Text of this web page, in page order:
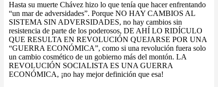
Hasta su muerte Chávez hizo lo que tenía que hacer enfrentando
“un mar de adversidades”. Porque NO HAY CAMBIOS AL
SISTEMA SIN ADVERSIDADES, no hay cambios sin
resistencia de parte de los poderosos, DE AHÍ LO RIDÍCULO
QUE RESULTA EN REVOLUCIÓN QUEJARSE POR UNA
“GUERRA ECONÓMICA”, como si una revolución fuera solo
un cambio cosmético de un gobierno más del montón. LA
REVOLUCIÓN SOCIALISTA ES UNA GUERRA
ECONÓMICA, ¡no hay mejor definición que esa!